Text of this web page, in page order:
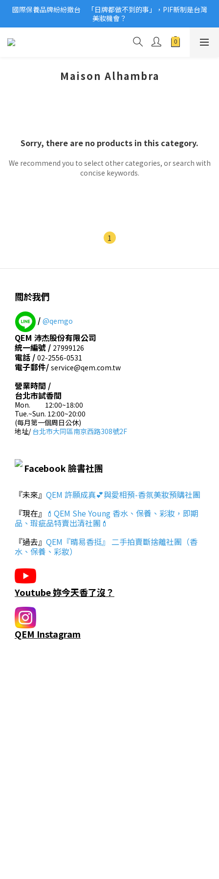
2026美妝小樣、試用品變少？PIF化妝品身分證7月上路！消費者
必懂5觀念
國際保養品牌紛紛撤台　「日牌都做不到的事」，PIF新制是台灣
美妝機會？
2026美妝小樣、試用品變少？PIF化妝品身分證7月上路！消費者
Maison Alhambra
Sorry, there are no products in this category.
We recommend you to select other categories, or search with
concise keywords.
1
關於我們
/ @qemgo
QEM 沛杰股份有限公司
統一編號 / 27999126
電話 / 02-2556-0531
電子郵件/ service@qem.com.tw
營業時間 /
台北市試香間
Mon. 12:00~18:00
Tue.~Sun. 12:00~20:00
(每月第一個周日公休)
地址/台北市大同區南京西路308號2F
Facebook 臉書社團
『未來』 QEM 許願成真💕與愛相預-香氛美妝預購社團
『現在』 💄QEM She Young 香水、保養、彩妝，即期
品、瑕疵品特賣出清社團💄
『過去』 QEM『晴易香挺』 二手拍賣斷捨離社團（香
水、保養、彩妝）
Youtube 妳今天香了沒？
QEM Instagram